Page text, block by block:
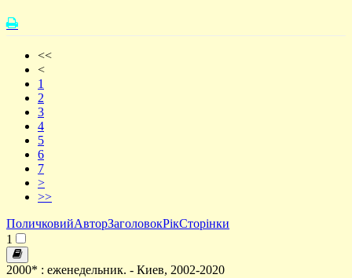
<<
<
1
2
3
4
5
6
7
>
>>
ПоличковийАвторЗаголовокРікСторінки
1
2000* : еженедельник. - Киев, 2002-2020